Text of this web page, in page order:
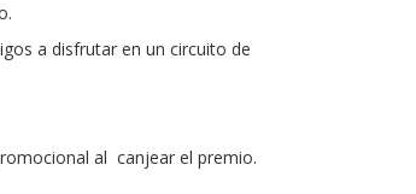
a disfrutar en un circuito de
al canjear el premio.